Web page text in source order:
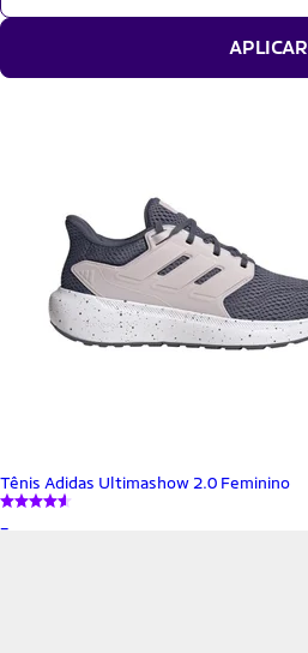
APLICAR
Tênis Adidas Ultimashow 2.0 Feminino